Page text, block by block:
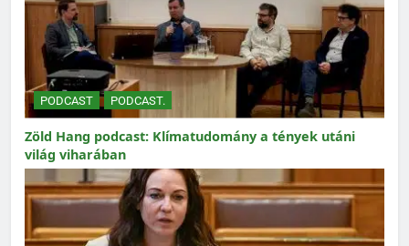
PODCAST PODCAST.
Zöld Hang podcast: Klímatudomány a tények utáni
világ viharában